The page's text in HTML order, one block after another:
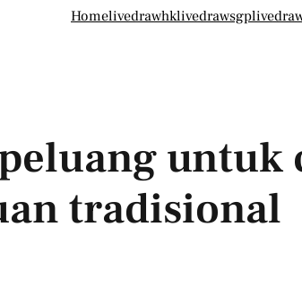
Homelivedrawhklivedrawsgp
untuk
tradisional